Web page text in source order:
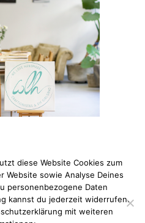
Reserved. Du hast Fragen
findest du meine
diese Website Cookies zum
Website sowie Analyse Deines
personenbezogene Daten
kannst du jederzeit widerrufen.
mit weiteren